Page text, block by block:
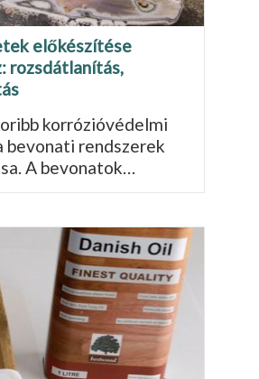
előkészítése
rozsdátlanítás,
korrózióvédelmi
bevonati rendszerek
A bevonatok…